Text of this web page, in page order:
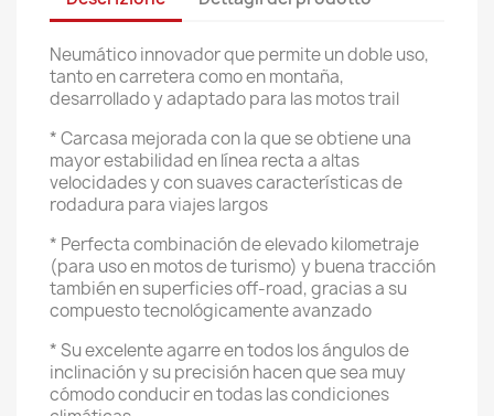
Neumático innovador que permite un doble uso,
tanto en carretera como en montaña,
desarrollado y adaptado para las motos trail
* Carcasa mejorada con la que se obtiene una
mayor estabilidad en línea recta a altas
velocidades y con suaves características de
rodadura para viajes largos
* Perfecta combinación de elevado kilometraje
(para uso en motos de turismo) y buena tracción
también en superficies off-road, gracias a su
compuesto tecnológicamente avanzado
* Su excelente agarre en todos los ángulos de
inclinación y su precisión hacen que sea muy
cómodo conducir en todas las condiciones